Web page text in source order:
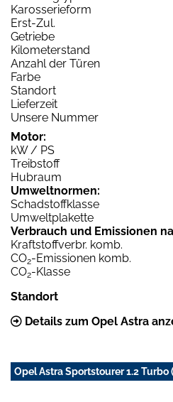
Karosserieform
Erst-Zul.
Getriebe
Kilometerstand
Anzahl der Türen
Farbe
Standort
Lieferzeit
Unsere Nummer
Motor:
kW / PS
Treibstoff
Hubraum
Umweltnormen:
Schadstoffklasse
Umweltplakette
Verbrauch und Emissionen
Kraftstoffverbr. komb.
CO2-Emissionen komb.
CO2-Klasse
Standort
Details zum Opel Astra
Opel Astra Sportstourer 1.2 Turbo